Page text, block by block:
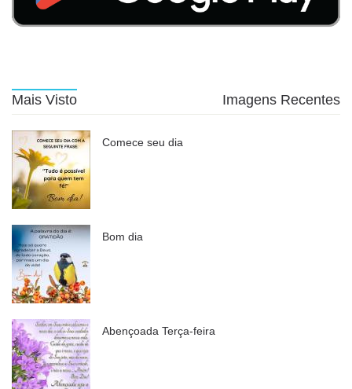
Mais Visto Imagens Recentes
Comece seu dia
Bom dia
Abençoada Terça-feira